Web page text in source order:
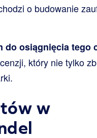
o budowanie
do osiągnięcia tego
który nie tylko
w